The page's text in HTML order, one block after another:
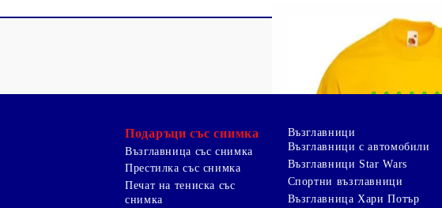
Подаръци със снимка
Възглавница със снимка
Престилка със снимка
Печат на тениска със
снимка
Възглавници
Възглавници с автомобили
Възглавници Star Wars
Спортни възглавници
Възглавница Хари Потър